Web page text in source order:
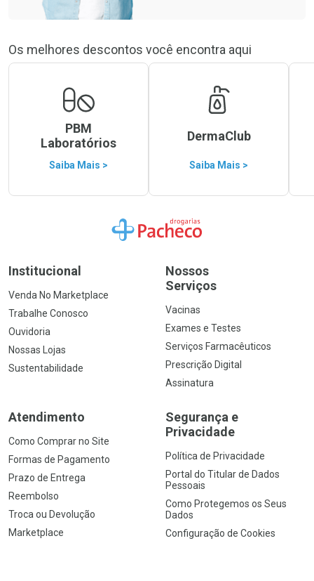
Os melhores descontos você encontra aqui
PBM
Laboratórios
Saiba Mais >
DermaClub
Saiba Mais >
Ir para a Home
Institucional
Venda No Marketplace
Trabalhe Conosco
Ouvidoria
Nossas Lojas
Sustentabilidade
Nossos
Serviços
Vacinas
Exames e Testes
Serviços Farmacêuticos
Prescrição Digital
Assinatura
Atendimento
Como Comprar no Site
Formas de Pagamento
Prazo de Entrega
Reembolso
Troca ou Devolução
Marketplace
Segurança e
Privacidade
Política de Privacidade
Portal do Titular de Dados
Pessoais
Como Protegemos os Seus
Dados
Configuração de Cookies